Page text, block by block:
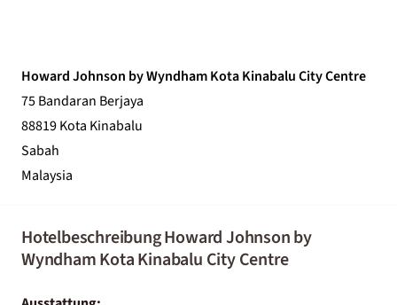
Howard Johnson by Wyndham Kota Kinabalu City Centre
75 Bandaran Berjaya
88819 Kota Kinabalu
Sabah
Malaysia
Hotelbeschreibung Howard Johnson by
Wyndham Kota Kinabalu City Centre